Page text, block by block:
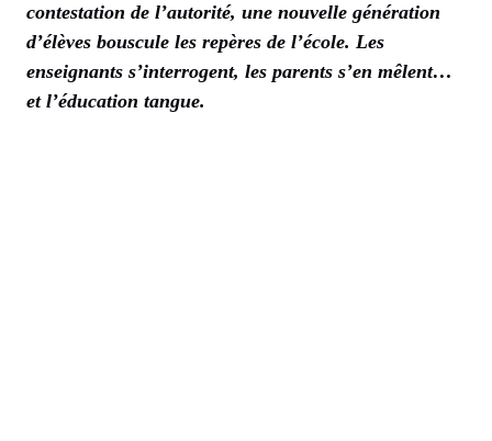
contestation de l’autorité, une nouvelle génération
d’élèves bouscule les repères de l’école. Les
enseignants s’interrogent, les parents s’en mêlent…
et l’éducation tangue.